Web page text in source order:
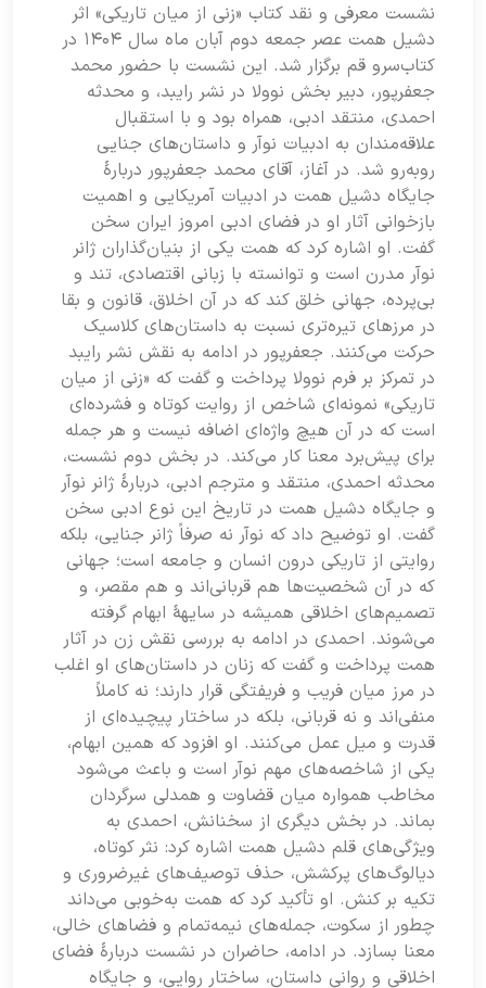
نشست معرفی و نقد کتاب «زنی از میان تاریکی» اثر
دشیل همت عصر جمعه دوم آبان ماه سال ۱۴۰۴ در
کتاب‌سرو قم برگزار شد. این نشست با حضور محمد
جعفرپور، دبیر بخش نوولا در نشر رایبد، و محدثه
احمدی، منتقد ادبی، همراه بود و با استقبال
علاقه‌مندان به ادبیات نوآر و داستان‌های جنایی
روبه‌رو شد. در آغاز، آقای محمد جعفرپور دربارۀ
جایگاه دشیل همت در ادبیات آمریکایی و اهمیت
بازخوانی آثار او در فضای ادبی امروز ایران سخن
گفت. او اشاره کرد که همت یکی از بنیان‌گذاران ژانر
نوآر مدرن است و توانسته با زبانی اقتصادی، تند و
بی‌پرده، جهانی خلق کند که در آن اخلاق، قانون و بقا
در مرزهای تیره‌تری نسبت به داستان‌های کلاسیک
حرکت می‌کنند. جعفرپور در ادامه به نقش نشر رایبد
در تمرکز بر فرم نوولا پرداخت و گفت که «زنی از میان
تاریکی» نمونه‌ای شاخص از روایت کوتاه و فشرده‌ای
است که در آن هیچ واژه‌ای اضافه نیست و هر جمله
برای پیش‌برد معنا کار می‌کند. در بخش دوم نشست،
محدثه احمدی، منتقد و مترجم ادبی، دربارۀ ژانر نوآر
و جایگاه دشیل همت در تاریخ این نوع ادبی سخن
گفت. او توضیح داد که نوآر نه صرفاً ژانر جنایی، بلکه
روایتی از تاریکی درون انسان و جامعه است؛ جهانی
که در آن شخصیت‌ها هم قربانی‌اند و هم مقصر، و
تصمیم‌های اخلاقی همیشه در سایهۀ ابهام گرفته
می‌شوند. احمدی در ادامه به بررسی نقش زن در آثار
همت پرداخت و گفت که زنان در داستان‌های او اغلب
در مرز میان فریب و فریفتگی قرار دارند؛ نه کاملاً
منفی‌اند و نه قربانی، بلکه در ساختار پیچیده‌ای از
قدرت و میل عمل می‌کنند. او افزود که همین ابهام،
یکی از شاخصه‌های مهم نوآر است و باعث می‌شود
مخاطب همواره میان قضاوت و همدلی سرگردان
بماند. در بخش دیگری از سخنانش، احمدی به
ویژگی‌های قلم دشیل همت اشاره کرد: نثر کوتاه،
دیالوگ‌های پرکشش، حذف توصیف‌های غیرضروری و
تکیه بر کنش. او تأکید کرد که همت به‌خوبی می‌داند
چطور از سکوت، جمله‌های نیمه‌تمام و فضاهای خالی،
معنا بسازد. در ادامه، حاضران در نشست دربارۀ فضای
اخلاقی و روانی داستان، ساختار روایی، و جایگاه